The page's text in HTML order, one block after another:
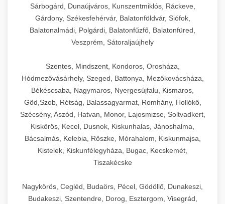
Sárbogárd, Dunaújváros, Kunszentmiklós, Ráckeve,
Gárdony, Székesfehérvár, Balatonföldvár, Siófok,
Balatonalmádi, Polgárdi, Balatonfűzfő, Balatonfüred,
Veszprém, Sátoraljaújhely
Szentes, Mindszent, Kondoros, Orosháza,
Hódmezővásárhely, Szeged, Battonya, Mezőkovácsháza,
Békéscsaba, Nagymaros, Nyergesújfalu, Kismaros,
Göd,Szob, Rétság, Balassagyarmat, Romhány, Hollókő,
Szécsény, Aszód, Hatvan, Monor, Lajosmizse, Soltvadkert,
Kiskőrös, Kecel, Dusnok, Kiskunhalas, Jánoshalma,
Bácsalmás, Kelebia, Röszke, Mórahalom, Kiskunmajsa,
Kistelek, Kiskunfélegyháza, Bugac, Kecskemét,
Tiszakécske
Nagykörös, Cegléd, Budaörs, Pécel, Gödöllő, Dunakeszi,
Budakeszi, Szentendre, Dorog, Esztergom, Visegrád,